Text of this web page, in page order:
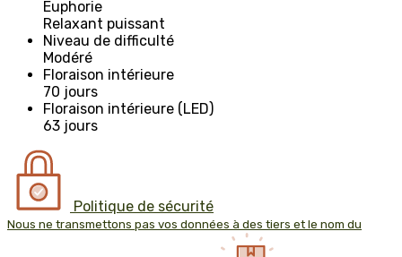
Euphorie
Relaxant puissant
Niveau de difficulté
Modéré
Floraison intérieure
70 jours
Floraison intérieure (LED)
63 jours
Politique de sécurité
Nous ne transmettons pas vos données à des tiers et le nom du